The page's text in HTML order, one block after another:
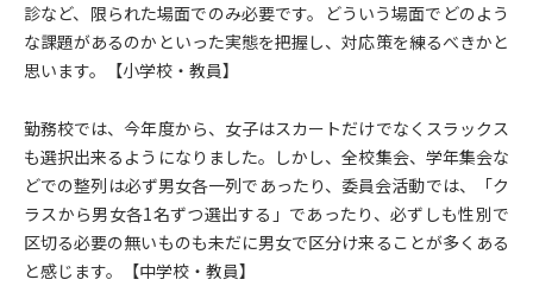
診など、限られた場面でのみ必要です。どういう場面でどのよう
な課題があるのかといった実態を把握し、対応策を練るべきかと
思います。【小学校・教員】
勤務校では、今年度から、女子はスカートだけでなくスラックス
も選択出来るようになりました。しかし、全校集会、学年集会な
どでの整列は必ず男女各一列であったり、委員会活動では、「ク
ラスから男女各1名ずつ選出する」であったり、必ずしも性別で
区切る必要の無いものも未だに男女で区分け来ることが多くある
と感じます。【中学校・教員】